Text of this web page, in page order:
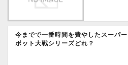
今までで一番時間を費やしたスーパー
ボット大戦シリーズどれ？